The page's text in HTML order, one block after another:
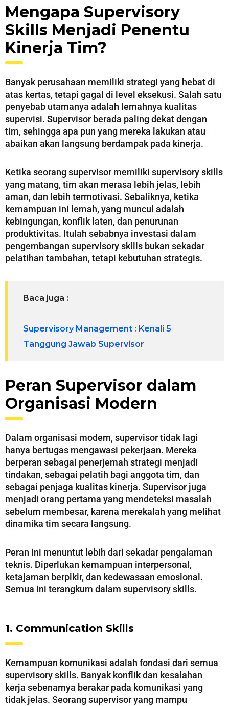
Mengapa Supervisory
Skills Menjadi Penentu
Kinerja Tim?
Banyak perusahaan memiliki strategi yang hebat di
atas kertas, tetapi gagal di level eksekusi. Salah satu
penyebab utamanya adalah lemahnya kualitas
supervisi. Supervisor berada paling dekat dengan
tim, sehingga apa pun yang mereka lakukan atau
abaikan akan langsung berdampak pada kinerja.
Ketika seorang supervisor memiliki supervisory skills
yang matang, tim akan merasa lebih jelas, lebih
aman, dan lebih termotivasi. Sebaliknya, ketika
kemampuan ini lemah, yang muncul adalah
kebingungan, konflik laten, dan penurunan
produktivitas. Itulah sebabnya investasi dalam
pengembangan supervisory skills bukan sekadar
pelatihan tambahan, tetapi kebutuhan strategis.
Baca juga :
Supervisory Management : Kenali 5
Tanggung Jawab Supervisor
Peran Supervisor dalam
Organisasi Modern
Dalam organisasi modern, supervisor tidak lagi
hanya bertugas mengawasi pekerjaan. Mereka
berperan sebagai penerjemah strategi menjadi
tindakan, sebagai pelatih bagi anggota tim, dan
sebagai penjaga kualitas kinerja. Supervisor juga
menjadi orang pertama yang mendeteksi masalah
sebelum membesar, karena merekalah yang melihat
dinamika tim secara langsung.
Peran ini menuntut lebih dari sekadar pengalaman
teknis. Diperlukan kemampuan interpersonal,
ketajaman berpikir, dan kedewasaan emosional.
Semua ini terangkum dalam supervisory skills.
1. Communication Skills
Kemampuan komunikasi adalah fondasi dari semua
supervisory skills. Banyak konflik dan kesalahan
kerja sebenarnya berakar pada komunikasi yang
tidak jelas. Seorang supervisor yang mampu